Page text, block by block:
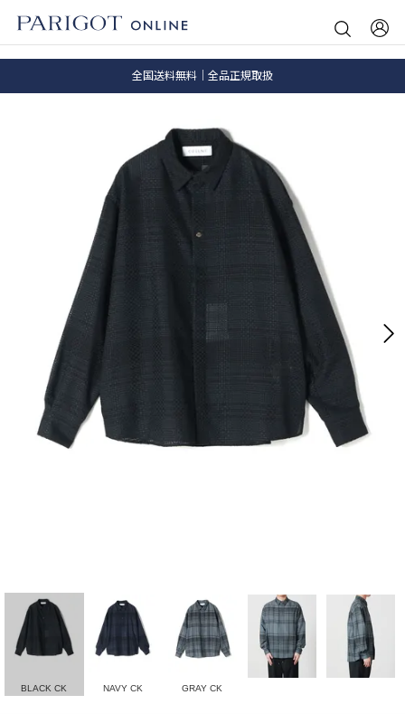
全国送料無料｜全品正規取扱
BLACK CK NAVY CK GRAY CK